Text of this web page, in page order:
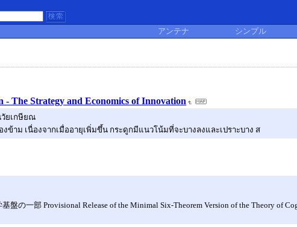
アンテナ シンプル
- The Strategy and Economics of Innovation
วัยเกษียณ
าม เนื่องจากเมื่ออายุเพิ่มขึ้น กระดูกมีแนวโน้มที่จะบางลงและเปราะบาง ส
の一部 Provisional Release of the Minimal Six-Theorem Version of the Theory of